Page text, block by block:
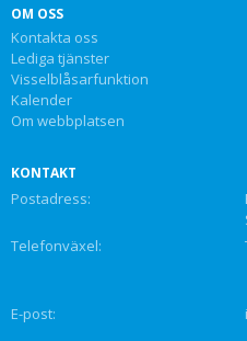
OM OSS
Kontakta oss
Lediga tjänster
Visselblåsarfunktion
Kalender
Om webbplatsen
KONTAKT
Postadress:
Telefonväxel:
E-post: